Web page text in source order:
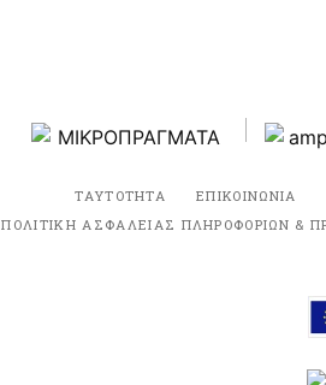
ΤΑΥΤΟΤΗΤΑ ΕΠΙΚΟΙΝΩΝΙΑ
ΠΟΛΙΤΙΚΗ ΑΣΦΑΛΕΙΑΣ ΠΛΗΡΟΦΟΡΙΩΝ &